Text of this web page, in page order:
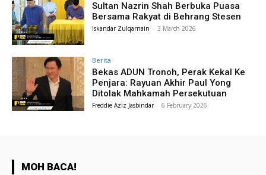
Sultan Nazrin Shah Berbuka Puasa
Bersama Rakyat di Behrang Stesen
Iskandar Zulqarnain - 3 March 2026
Berita
Bekas ADUN Tronoh, Perak Kekal Ke
Penjara: Rayuan Akhir Paul Yong
Ditolak Mahkamah Persekutuan
Freddie Aziz Jasbindar - 6 February 2026
MOH BACA!